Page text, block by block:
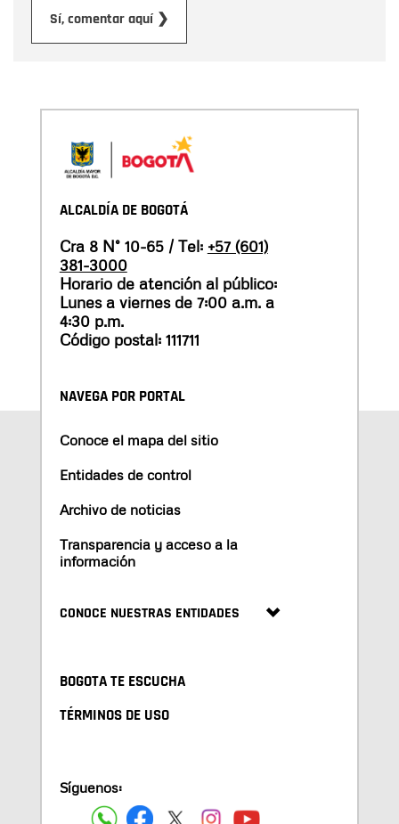
Sí, comentar aquí ❯
ALCALDÍA DE BOGOTÁ
Cra 8 N° 10-65 / Tel: +57 (601)
381-3000
Horario de atención al público:
Lunes a viernes de 7:00 a.m. a
4:30 p.m.
Código postal: 111711
NAVEGA POR PORTAL
Conoce el mapa del sitio
Entidades de control
Archivo de noticias
Transparencia y acceso a la
información
CONOCE NUESTRAS ENTIDADES
BOGOTA TE ESCUCHA
TÉRMINOS DE USO
Síguenos: